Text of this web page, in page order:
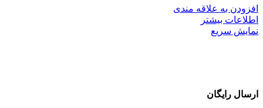
افزودن به علاقه مندی
اطلاعات بیشتر
نمایش سریع
ارسال رایگان